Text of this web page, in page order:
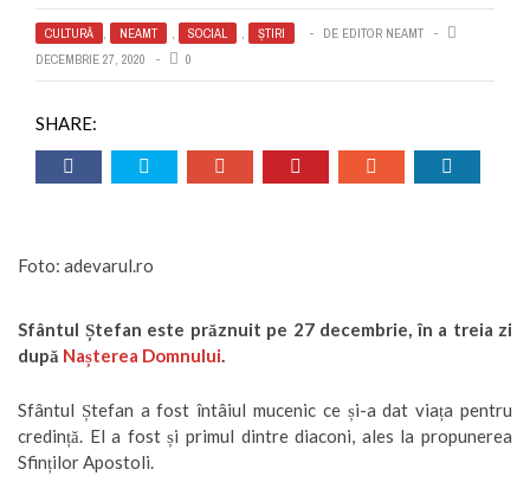
CULTURĂ , NEAMT , SOCIAL , ȘTIRI DE EDITOR NEAMT
DECEMBRIE 27, 2020
0
SHARE:
Foto: adevarul.ro
Sfântul Ștefan este prăznuit pe 27 decembrie, în a treia zi
după Nașterea Domnului.
Sfântul Ștefan a fost întâiul mucenic ce și-a dat viața pentru
credință. El a fost și primul dintre diaconi, ales la propunerea
Sfinților Apostoli.